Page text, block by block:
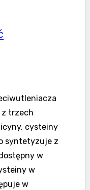
z trzech
cysteiny
syntetyzuje z
w
w
w